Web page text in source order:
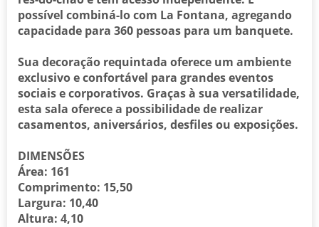
possível combiná-lo com La Fontana, agregando
capacidade para 360 pessoas para um banquete.
Sua decoração requintada oferece um ambiente
exclusivo e confortável para grandes eventos
sociais e corporativos. Graças à sua versatilidade,
esta sala oferece a possibilidade de realizar
casamentos, aniversários, desfiles ou exposições.
DIMENSÕES
Área: 161
Comprimento: 15,50
Largura: 10,40
Altura: 4,10